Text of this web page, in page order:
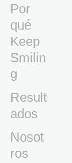
Por
qué
Keep
Smilin
g
Result
ados
Nosot
ros